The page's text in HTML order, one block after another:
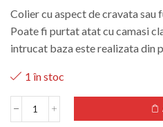
Colier cu aspect de cravata sau
Poate fi purtat atat cu camasi
intrucat baza este realizata din
1 în stoc